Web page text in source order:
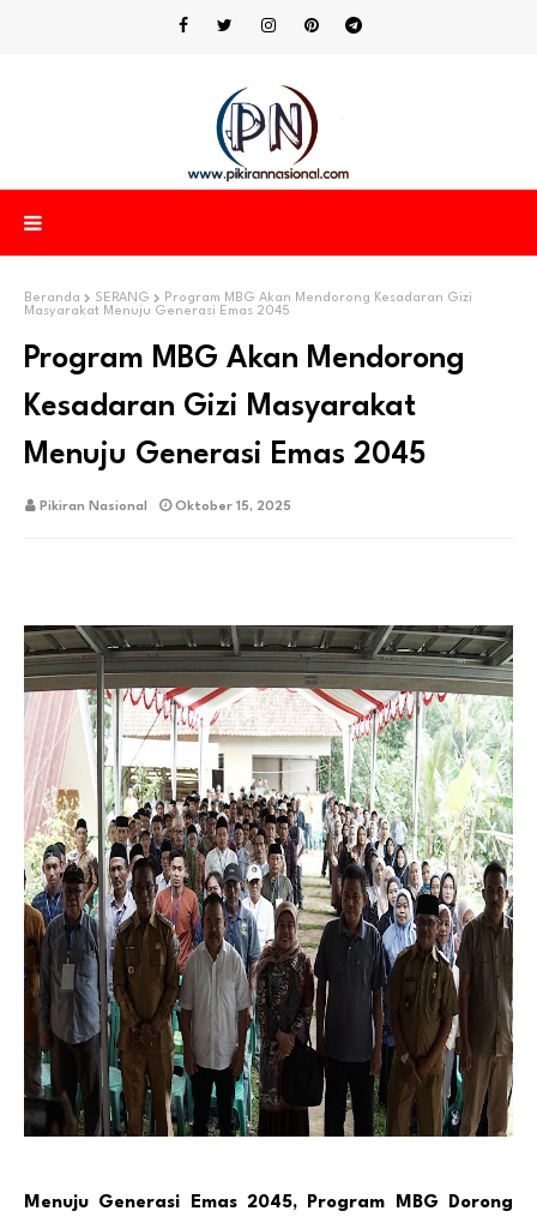
Beranda SERANG
Program MBG Akan Mendorong Kesadaran Gizi
Masyarakat Menuju Generasi Emas 2045
Program MBG Akan Mendorong
Kesadaran Gizi Masyarakat
Menuju Generasi Emas 2045
Pikiran Nasional Oktober 15, 2025
Menuju Generasi Emas 2045, Program MBG Dorong